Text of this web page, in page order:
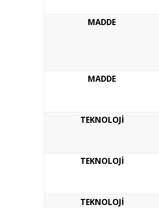
MADDE
MADDE
TEKNOLOJİ
TEKNOLOJİ
TEKNOLOJİ